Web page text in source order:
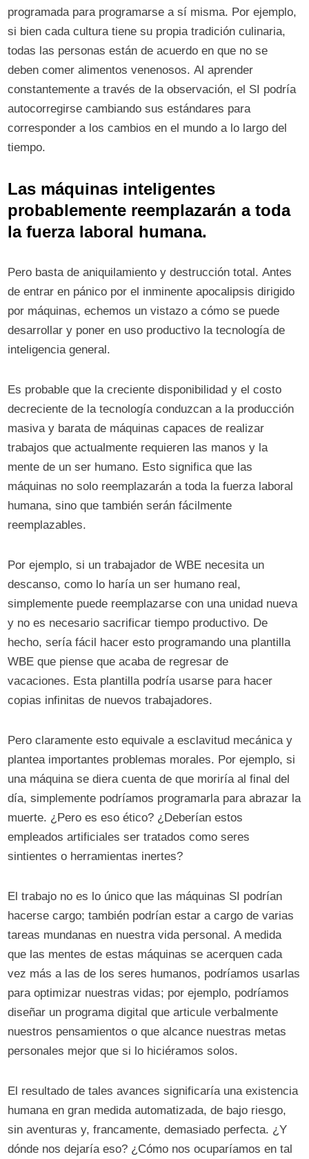
programada para programarse a sí misma. Por ejemplo,
si bien cada cultura tiene su propia tradición culinaria,
todas las personas están de acuerdo en que no se
deben comer alimentos venenosos. Al aprender
constantemente a través de la observación, el SI podría
autocorregirse cambiando sus estándares para
corresponder a los cambios en el mundo a lo largo del
tiempo.
Las máquinas inteligentes
probablemente reemplazarán a toda
la fuerza laboral humana.
Pero basta de aniquilamiento y destrucción total. Antes
de entrar en pánico por el inminente apocalipsis dirigido
por máquinas, echemos un vistazo a cómo se puede
desarrollar y poner en uso productivo la tecnología de
inteligencia general.
Es probable que la creciente disponibilidad y el costo
decreciente de la tecnología conduzcan a la producción
masiva y barata de máquinas capaces de realizar
trabajos que actualmente requieren las manos y la
mente de un ser humano. Esto significa que las
máquinas no solo reemplazarán a toda la fuerza laboral
humana, sino que también serán fácilmente
reemplazables.
Por ejemplo, si un trabajador de WBE necesita un
descanso, como lo haría un ser humano real,
simplemente puede reemplazarse con una unidad nueva
y no es necesario sacrificar tiempo productivo. De
hecho, sería fácil hacer esto programando una plantilla
WBE que piense que acaba de regresar de
vacaciones. Esta plantilla podría usarse para hacer
copias infinitas de nuevos trabajadores.
Pero claramente esto equivale a esclavitud mecánica y
plantea importantes problemas morales. Por ejemplo, si
una máquina se diera cuenta de que moriría al final del
día, simplemente podríamos programarla para abrazar la
muerte. ¿Pero es eso ético? ¿Deberían estos
empleados artificiales ser tratados como seres
sintientes o herramientas inertes?
El trabajo no es lo único que las máquinas SI podrían
hacerse cargo; también podrían estar a cargo de varias
tareas mundanas en nuestra vida personal. A medida
que las mentes de estas máquinas se acerquen cada
vez más a las de los seres humanos, podríamos usarlas
para optimizar nuestras vidas; por ejemplo, podríamos
diseñar un programa digital que articule verbalmente
nuestros pensamientos o que alcance nuestras metas
personales mejor que si lo hiciéramos solos.
El resultado de tales avances significaría una existencia
humana en gran medida automatizada, de bajo riesgo,
sin aventuras y, francamente, demasiado perfecta. ¿Y
dónde nos dejaría eso? ¿Cómo nos ocuparíamos en tal